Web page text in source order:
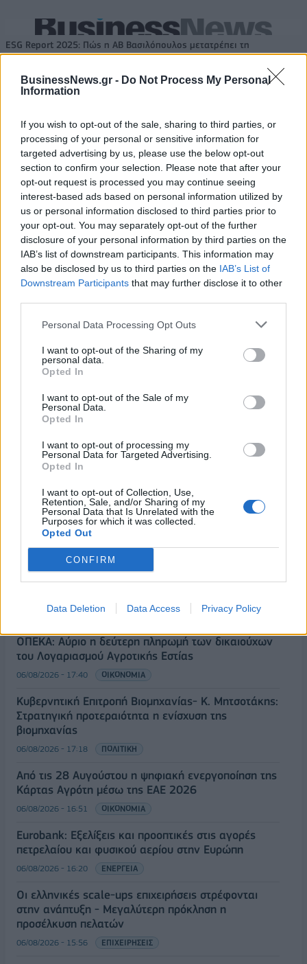
BusinessNews.gr - Do Not Process My Personal
Information
If you wish to opt-out of the sale, sharing to third parties, or
processing of your personal or sensitive information for
targeted advertising by us, please use the below opt-out
section to confirm your selection. Please note that after your
opt-out request is processed you may continue seeing
interest-based ads based on personal information utilized by
us or personal information disclosed to third parties prior to
your opt-out. You may separately opt-out of the further
disclosure of your personal information by third parties on the
IAB’s list of downstream participants. This information may
also be disclosed by us to third parties on the IAB’s List of
Downstream Participants that may further disclose it to other
Personal Data Processing Opt Outs
I want to opt-out of the Sharing of my
personal data.
Opted In
I want to opt-out of the Sale of my
Personal Data.
Opted In
I want to opt-out of processing my
Personal Data for Targeted Advertising.
Opted In
I want to opt-out of Collection, Use,
Retention, Sale, and/or Sharing of my
Personal Data that Is Unrelated with the
Purposes for which it was collected.
Opted Out
CONFIRM
Data Deletion Data Access Privacy Policy
ESG Report 2025: Πώς η ΑΒ Βασιλόπουλος μετατρέπει τη
βιωσιμότητα σε καθημερινή πράξη
ΠΕΡΙΣΣΌΤΕΡΑ ΣΕ ΑΥΤΉ ΤΗΝ ΚΑΤΗΓΟΡΊΑ
Στρατηγική συνεργασία
GLOBO και Mellon
Technologies
22/07/2013 - 03:00
NIKE+ CHALLENGES: ένα
update προκαλεί τους
δρομείς να συναγωνιστούν
26/07/2013 - 03:00
ΡΟΗ ΕΙΔΗΣΕΩΝ
Χρηματιστήριο: Πτώση κατά 0,59%, στα 320,42
06/08/2026 - 18:10 ΟΙΚΟΝΟΜΙΑ
ΟΠΕΚΑ: Αύριο η δεύτερη πληρωμή των δικαιούχων
του Λογαριασμού Αγροτικής Εστίας
06/08/2026 - 17:40 ΟΙΚΟΝΟΜΙΑ
Κυβερνητική Επιτροπή Βιομηχανίας- Κ. Μητσοτάκης:
Στρατηγική προτεραιότητα η ενίσχυση της
βιομηχανίας
06/08/2026 - 17:18 ΠΟΛΙΤΙΚΗ
Από τις 28 Αυγούστου η ψηφιακή ενεργοποίηση της
Κάρτας Αγρότη μέσω της ΕΑΕ 2026
06/08/2026 - 16:51 ΟΙΚΟΝΟΜΙΑ
Eurobank: Εξελίξεις και προοπτικές στις αγορές
πετρελαίου και φυσικού αερίου στην Ευρώπη
06/08/2026 - 16:20 ΕΝΕΡΓΕΙΑ
Οι ελληνικές scale-ups επιχειρήσεις στρέφονται
στην ανάπτυξη - Μεγαλύτερη πρόκληση η
προσέλκυση πελατών
06/08/2026 - 15:56 ΕΠΙΧΕΙΡΗΣΕΙΣ